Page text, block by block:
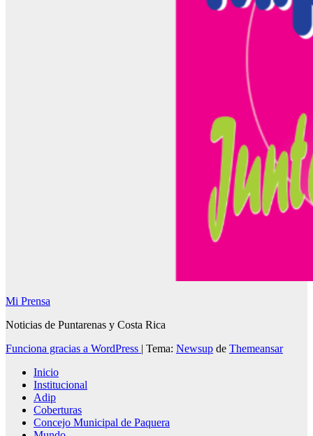
Mi Prensa
Noticias de Puntarenas y Costa Rica
Funciona gracias a WordPress | Tema: Newsup de Themeansar
Inicio
Institucional
Adip
Coberturas
Concejo Municipal de Paquera